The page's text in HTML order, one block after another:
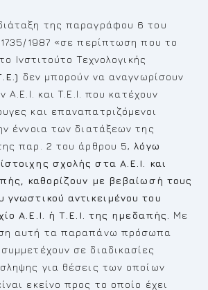
της παραγράφου 6 του
1987 «σε περίπτωση που το
Ινστιτούτο Τεχνολογικής
δεν μπορούν να αναγνωρίσουν
Α.Ε.Ι. και Τ.Ε.Ι. που κατέχουν
και επαναπατριζόμενοι
έννοια των διατάξεων της
παρ. 2 του άρθρου 5,λόγω
σχολής στα Α.Ε.Ι. και
καθορίζουν με βεβαίωσή τους
αντικειμένου του
Α.Ε.Ι. ή Τ.Ε.Ι. της ημεδαπής.
Με
αυτή τα παραπάνω πρόσωπα
σε διαδικασίες
για θέσεις των οποίων
εκείνο προς το οποίο έχει